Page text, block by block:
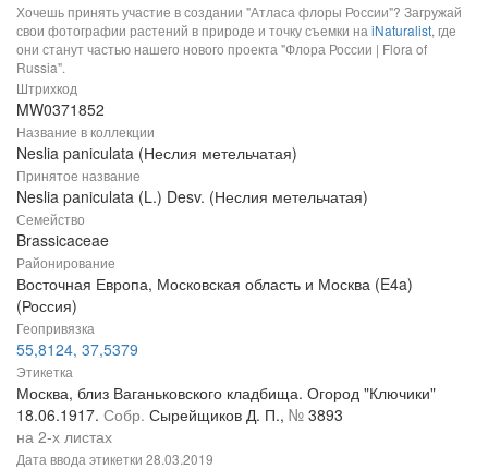
Хочешь принять участие в создании "Атласа флоры России"? Загружай
свои фотографии растений в природе и точку съемки на iNaturalist, где
они станут частью нашего нового проекта "Флора России | Flora of
Russia".
Штрихкод
MW0371852
Название в коллекции
Neslia paniculata (Неслия метельчатая)
Принятое название
Neslia paniculata (L.) Desv. (Неслия метельчатая)
Семейство
Brassicaceae
Районирование
Восточная Европа, Московская область и Москва (E4a)
(Россия)
Геопривязка
55,8124, 37,5379
Этикетка
Москва, близ Ваганьковского кладбища. Огород "Ключики"
18.06.1917. Собр. Сырейщиков Д. П., № 3893
на 2-х листах
Дата ввода этикетки 28.03.2019